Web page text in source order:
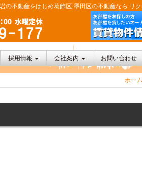
の不動産をはじめ葛飾区 墨田区の不動産なら リ
採用情報 会社案内 お問い合わせ
ホーム